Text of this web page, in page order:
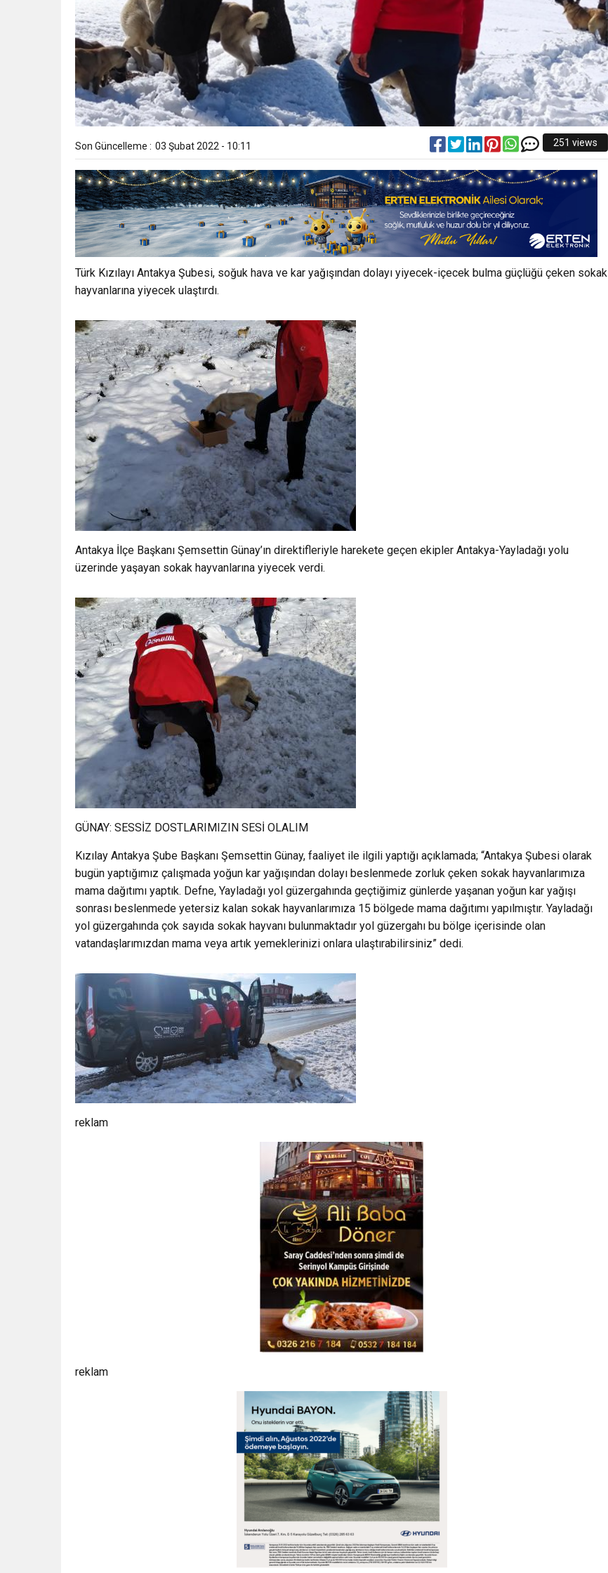
Son Güncelleme : 03 Şubat 2022 - 10:11 251 views
Türk Kızılayı Antakya Şubesi, soğuk hava ve kar yağışından dolayı yiyecek-içecek bulma güçlüğü çeken sokak
hayvanlarına yiyecek ulaştırdı.
Antakya İlçe Başkanı Şemsettin Günay’ın direktifleriyle harekete geçen ekipler Antakya-Yayladağı yolu
üzerinde yaşayan sokak hayvanlarına yiyecek verdi.
GÜNAY: SESSİZ DOSTLARIMIZIN SESİ OLALIM
Kızılay Antakya Şube Başkanı Şemsettin Günay, faaliyet ile ilgili yaptığı açıklamada; “Antakya Şubesi olarak
bugün yaptığımız çalışmada yoğun kar yağışından dolayı beslenmede zorluk çeken sokak hayvanlarımıza
mama dağıtımı yaptık. Defne, Yayladağı yol güzergahında geçtiğimiz günlerde yaşanan yoğun kar yağışı
sonrası beslenmede yetersiz kalan sokak hayvanlarımıza 15 bölgede mama dağıtımı yapılmıştır. Yayladağı
yol güzergahında çok sayıda sokak hayvanı bulunmaktadır yol güzergahı bu bölge içerisinde olan
vatandaşlarımızdan mama veya artık yemeklerinizi onlara ulaştırabilirsiniz” dedi.
reklam
reklam